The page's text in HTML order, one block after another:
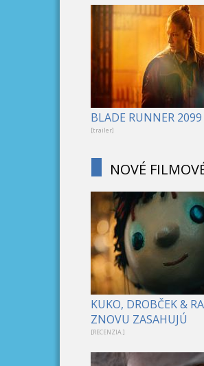
BLADE RUNNER 2099
[trailer]
NOVÉ
KUKO, DROBČEK &
ZNOVU ZASAHUJÚ
[RECENZIA ]